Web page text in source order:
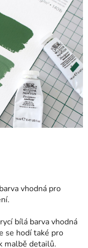
vhodná pro
bílá barva vhodná
se hodí také pro
malbě detailů.